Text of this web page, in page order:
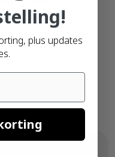
plus updates